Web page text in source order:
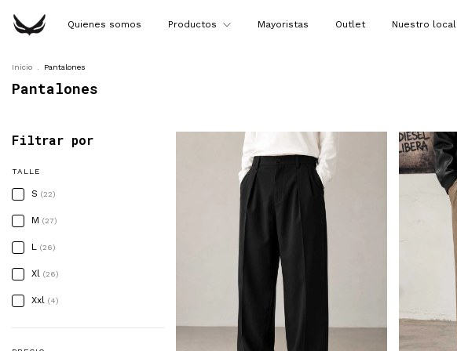
Quienes somos Productos Mayoristas Outlet Nuestro local
Inicio Pantalones
Pantalones
Filtrar por
TALLE
S (22)
M (27)
L (26)
Xl (26)
Xxl (4)